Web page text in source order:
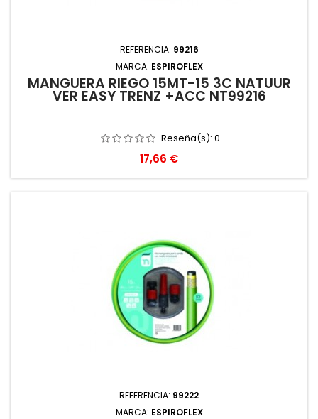
REFERENCIA: 99216
MARCA: ESPIROFLEX
MANGUERA RIEGO 15MT-15 3C NATUUR
VER EASY TRENZ +ACC NT99216
Reseña(s): 0
Precio
17,66 €
REFERENCIA: 99222
MARCA: ESPIROFLEX